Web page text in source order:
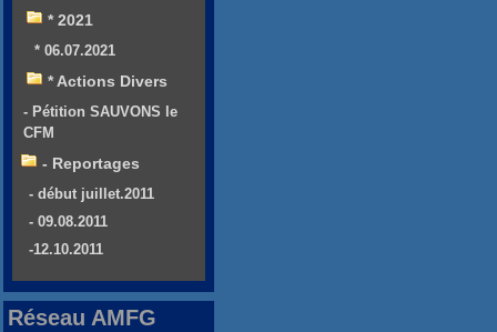
* 2021
* 06.07.2021
* Actions Divers
- Pétition SAUVONS le
CFM
- Reportages
- début juillet.2011
- 09.08.2011
-12.10.2011
Réseau AMFG